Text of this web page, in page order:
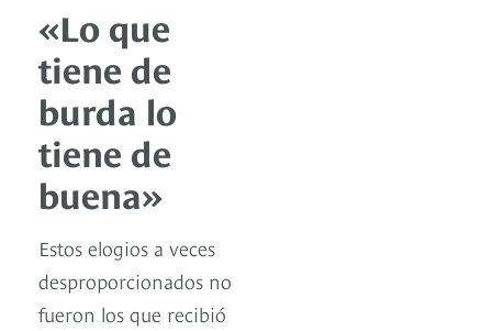
«Lo que
tiene de
burda lo
tiene de
buena»
Estos elogios a veces
desproporcionados no
fueron los que recibió